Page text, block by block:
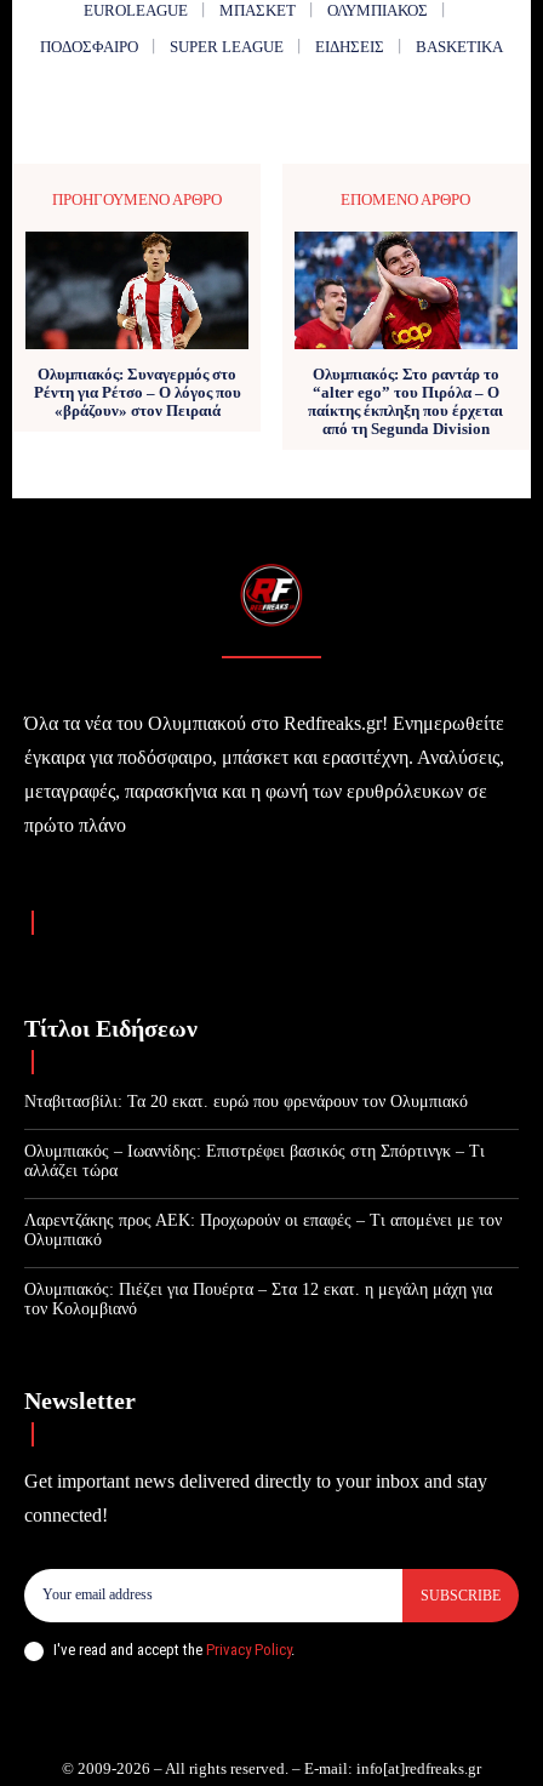
EUROLEAGUE ΜΠΆΣΚΕΤ
ΟΛΥΜΠΙΑΚΌΣ
ΠΟΔΌΣΦΑΙΡΟ
SUPER LEAGUE ΕΙΔΉΣΕΙΣ BASKETIKA
ΠΡΟΗΓΟΎΜΕΝΟ ΆΡΘΡΟ
Ολυμπιακός: Συναγερμός στο
Ρέντη για Ρέτσο – Ο λόγος που
«βράζουν» στον Πειραιά
ΕΠΌΜΕΝΟ ΆΡΘΡΟ
Ολυμπιακός: Στο ραντάρ το
“alter ego” του Πιρόλα – Ο
παίκτης έκπληξη που έρχεται
από τη Segunda Division
Όλα τα νέα του Ολυμπιακού στο Redfreaks.gr! Ενημερωθείτε
έγκαιρα για ποδόσφαιρο, μπάσκετ και ερασιτέχνη. Αναλύσεις,
μεταγραφές, παρασκήνια και η φωνή των ερυθρόλευκων σε
πρώτο πλάνο
Τίτλοι Ειδήσεων
Νταβιτασβίλι: Τα 20 εκατ. ευρώ που φρενάρουν τον Ολυμπιακό
Ολυμπιακός – Ιωαννίδης: Επιστρέφει βασικός στη Σπόρτινγκ – Τι
αλλάζει τώρα
Λαρεντζάκης προς ΑΕΚ: Προχωρούν οι επαφές – Τι απομένει με τον
Ολυμπιακό
Ολυμπιακός: Πιέζει για Πουέρτα – Στα 12 εκατ. η μεγάλη μάχη για
τον Κολομβιανό
Newsletter
Get important news delivered directly to your inbox and stay
connected!
SUBSCRIBE
I've read and accept the Privacy Policy.
© 2009-2026 – All rights reserved. – E-mail: info[at]redfreaks.gr